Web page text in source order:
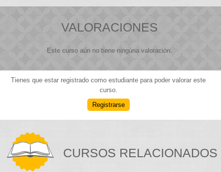
VALORACIONES
Este curso aún no tiene ningúna valoración.
Tienes que estar registrado como estudiante para poder valorar este
curso.
Registrarse
CURSOS RELACIONADOS